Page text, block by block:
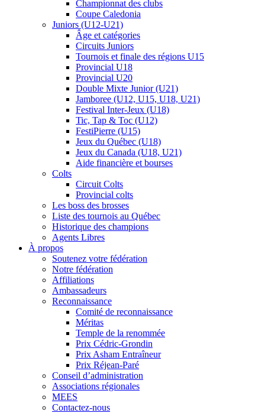
Championnat des clubs
Coupe Caledonia
Juniors (U12-U21)
Âge et catégories
Circuits Juniors
Tournois et finale des régions U15
Provincial U18
Provincial U20
Double Mixte Junior (U21)
Jamboree (U12, U15, U18, U21)
Festival Inter-Jeux (U18)
Tic, Tap & Toc (U12)
FestiPierre (U15)
Jeux du Québec (U18)
Jeux du Canada (U18, U21)
Aide financière et bourses
Colts
Circuit Colts
Provincial colts
Les boss des brosses
Liste des tournois au Québec
Historique des champions
Agents Libres
À propos
Soutenez votre fédération
Notre fédération
Affiliations
Ambassadeurs
Reconnaissance
Comité de reconnaissance
Méritas
Temple de la renommée
Prix Cédric-Grondin
Prix Asham Entraîneur
Prix Réjean-Paré
Conseil d’administration
Associations régionales
MEES
Contactez-nous